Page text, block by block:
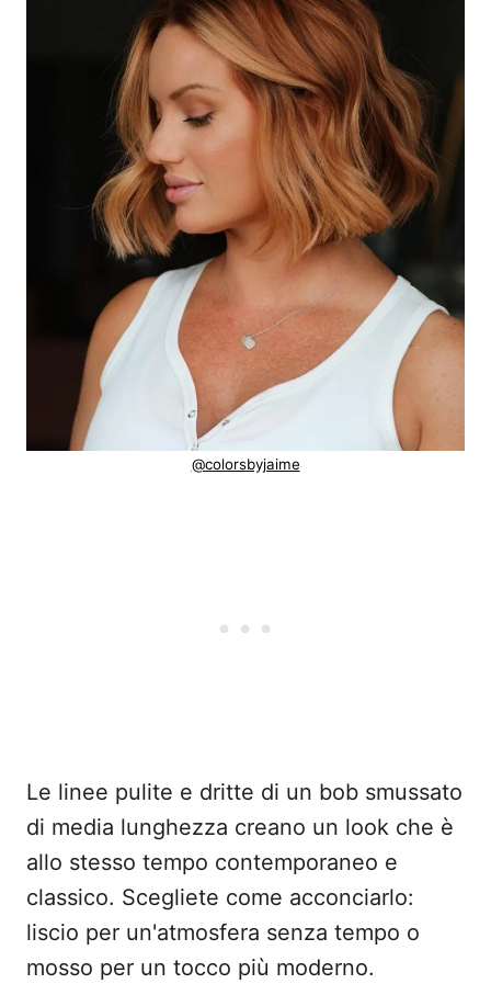
@colorsbyjaime
Le linee pulite e dritte di un bob smussato
di media lunghezza creano un look che è
allo stesso tempo contemporaneo e
classico. Scegliete come acconciarlo:
liscio per un'atmosfera senza tempo o
mosso per un tocco più moderno.